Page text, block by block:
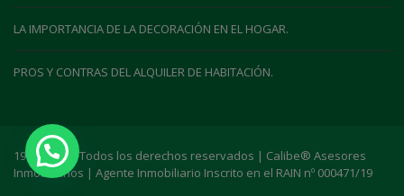
LA IMPORTANCIA DE LA DECORACIÓN EN EL HOGAR.
PROS Y CONTRAS DEL ALQUILER DE HABITACIÓN.
1999-2021 | Todos los derechos reservados | Calibe® Asesores
Inmobiliarios | Agente Inmobiliario Inscrito en el RAIN nº 000471/19